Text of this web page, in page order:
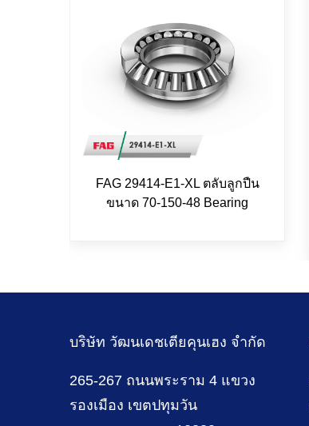
FAG 29414-E1-XL ตลับลูกปืน
ขนาด 70-150-48 Bearing
บริษัท วัฒนเดชเตียคุนเฮง จำกัด
265-267 ถนนพระราม 4 แขวง
รองเมือง เขตปทุมวัน